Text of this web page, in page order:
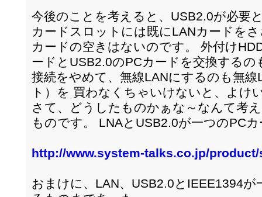
今後のことを考えると、USB2.0が必要
カードスロットには既にLANカードを
カードの空きはないのです。 外付け
ードとUSB2.0のPCカードを交換する
接続をやめて、無線LANにするのも無
ト）を 買わなくちゃいけないと、よけ
さて、どうしたものかぁな～なんて考
ものです。 LNAとUSB2.0が一つのPC
http://www.system-talks.co.jp/
おまけに、LAN、USB2.0とIEEE1394